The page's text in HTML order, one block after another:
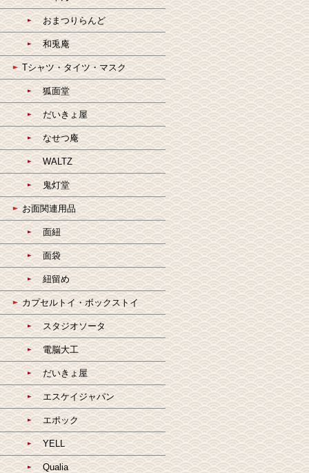
おまつりらんど
和兎庵
Tシャツ・タイツ・マスク
狐面堂
だいきょ屋
なせつ庵
WALTZ
鬼灯堂
お面関連用品
面紐
面袋
紐留め
カプセルトイ・ボックストイ
スタジオソータ
電脳大工
だいきょ屋
エスケイジャパン
エポック
YELL
Qualia